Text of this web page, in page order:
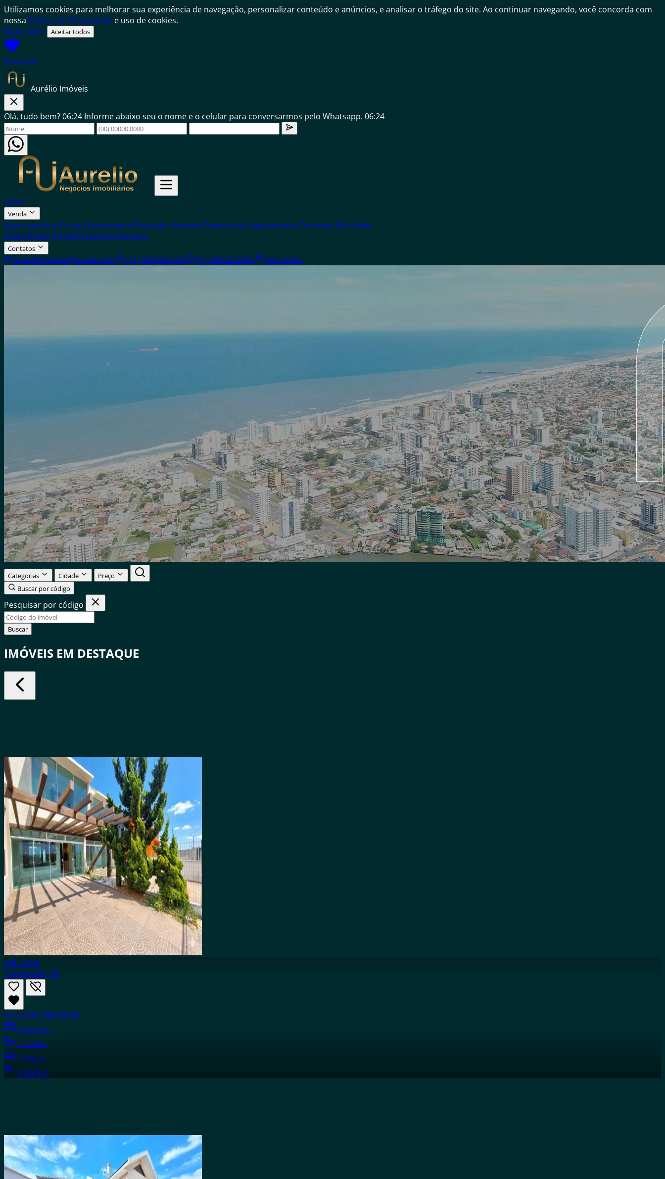
Utilizamos cookies para melhorar sua experiência de navegação, personalizar conteúdo e anúncios, e analisar o tráfego do site. Ao continuar navegando, você concorda com
nossa Política de Privacidade e uso de cookies.
Mais sobre
Aceitar todos
Favoritos
Aurélio Imóveis
Olá, tudo bem?06:24 Informe abaixo seu o nome e o celular para conversarmos pelo Whatsapp. 06:24
Início
Venda
Apartamentos Casas Condomínios Fechados Imóveis Comerciais Lançamentos Terrenos Ver todos
Sobre Enviar E-mail Empreendimentos
Contatos
aurelioimoveis@gmail.com (51) 98636.5400 (51) 98522.5400 Ver todos
Categorias Cidade
Preço
Buscar por código
Pesquisar por código
Buscar
IMÓVEIS EM DESTAQUE
Ref.: 2695
Tramandaí - RS
Venda R$ 790.000,00
3 dorms.
1 suítes
2 vagas
3 banhs.